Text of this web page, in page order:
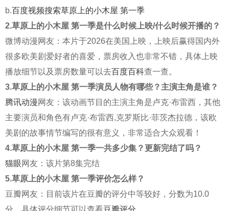
b.百度视频搜索草原上的小木屋 第一季
2.草原上的小木屋 第一季是什么时候上映/什么时候开播的？
微博动漫网友：本片于2026在美国上映，上映后赢得国内外
很多欧美剧爱好者的喜爱，票房收入也非常不错，具体上映
播放细节以及票房数量可以去百度百科查一查。
3.草原上的小木屋 第一季演员人物有哪些？主演主角是谁？
腾讯动漫网友：该动画节目的主演主角是卢克·布雷西，其他
主要演员和角色有卢克·布雷西,克罗斯比·菲茨杰拉德，该欧
美剧的故事情节编写的很有意义，非常适合大众观看！
4.草原上的小木屋 第一季一共多少集？更新完结了吗？
猫眼网友：该片第8集完结
5.草原上的小木屋 第一季评价怎么样？
豆瓣网友：目前该片在豆瓣的评分中等较好，分数为10.0
分，具体评分细节可以查看豆瓣评分